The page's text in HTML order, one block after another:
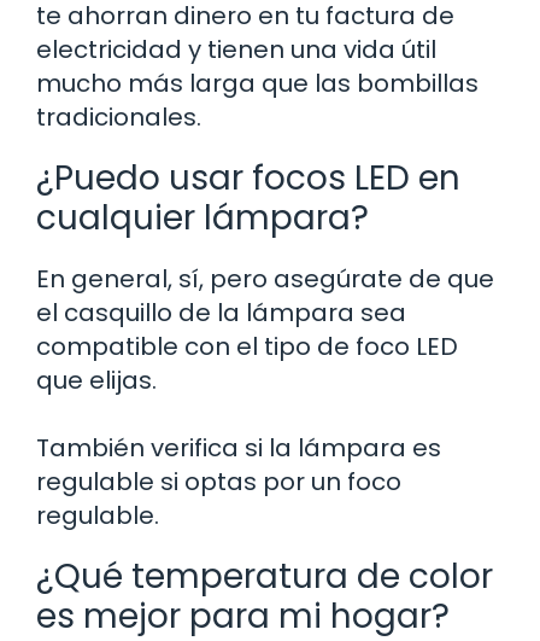
te ahorran dinero en tu factura de
electricidad y tienen una vida útil
mucho más larga que las bombillas
tradicionales.
¿Puedo usar focos LED en
cualquier lámpara?
En general, sí, pero asegúrate de que
el casquillo de la lámpara sea
compatible con el tipo de foco LED
que elijas.
También verifica si la lámpara es
regulable si optas por un foco
regulable.
¿Qué temperatura de color
es mejor para mi hogar?